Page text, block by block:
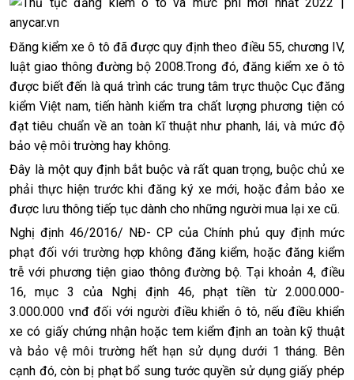
Đăng kiểm xe ô tô đã được quy định theo điều 55, chương IV,
luật giao thông đường bộ 2008.Trong đó, đăng kiểm xe ô tô
được biết đến là quá trình các trung tâm trực thuộc Cục đăng
kiểm Việt nam, tiến hành kiểm tra chất lượng phương tiện có
đạt tiêu chuẩn về an toàn kĩ thuật như phanh, lái, và mức độ
bảo vệ môi trường hay không.
Đây là một quy định bắt buộc và rất quan trọng, buộc chủ xe
phải thực hiện trước khi đăng ký xe mới, hoặc đảm bảo xe
được lưu thông tiếp tục dành cho những người mua lại xe cũ.
Nghị định 46/2016/ NĐ- CP của Chính phủ quy định mức
phạt đối với trường hợp không đăng kiểm, hoặc đăng kiểm
trễ với phương tiện giao thông đường bộ. Tại khoản 4, điều
16, mục 3 của Nghị định 46, phạt tiền từ 2.000.000-
3.000.000 vnđ đối với người điều khiển ô tô, nếu điều khiển
xe có giấy chứng nhận hoặc tem kiểm định an toàn kỹ thuật
và bảo vệ môi trường hết hạn sử dụng dưới 1 tháng. Bên
cạnh đó, còn bị phạt bổ sung tước quyền sử dụng giấy phép